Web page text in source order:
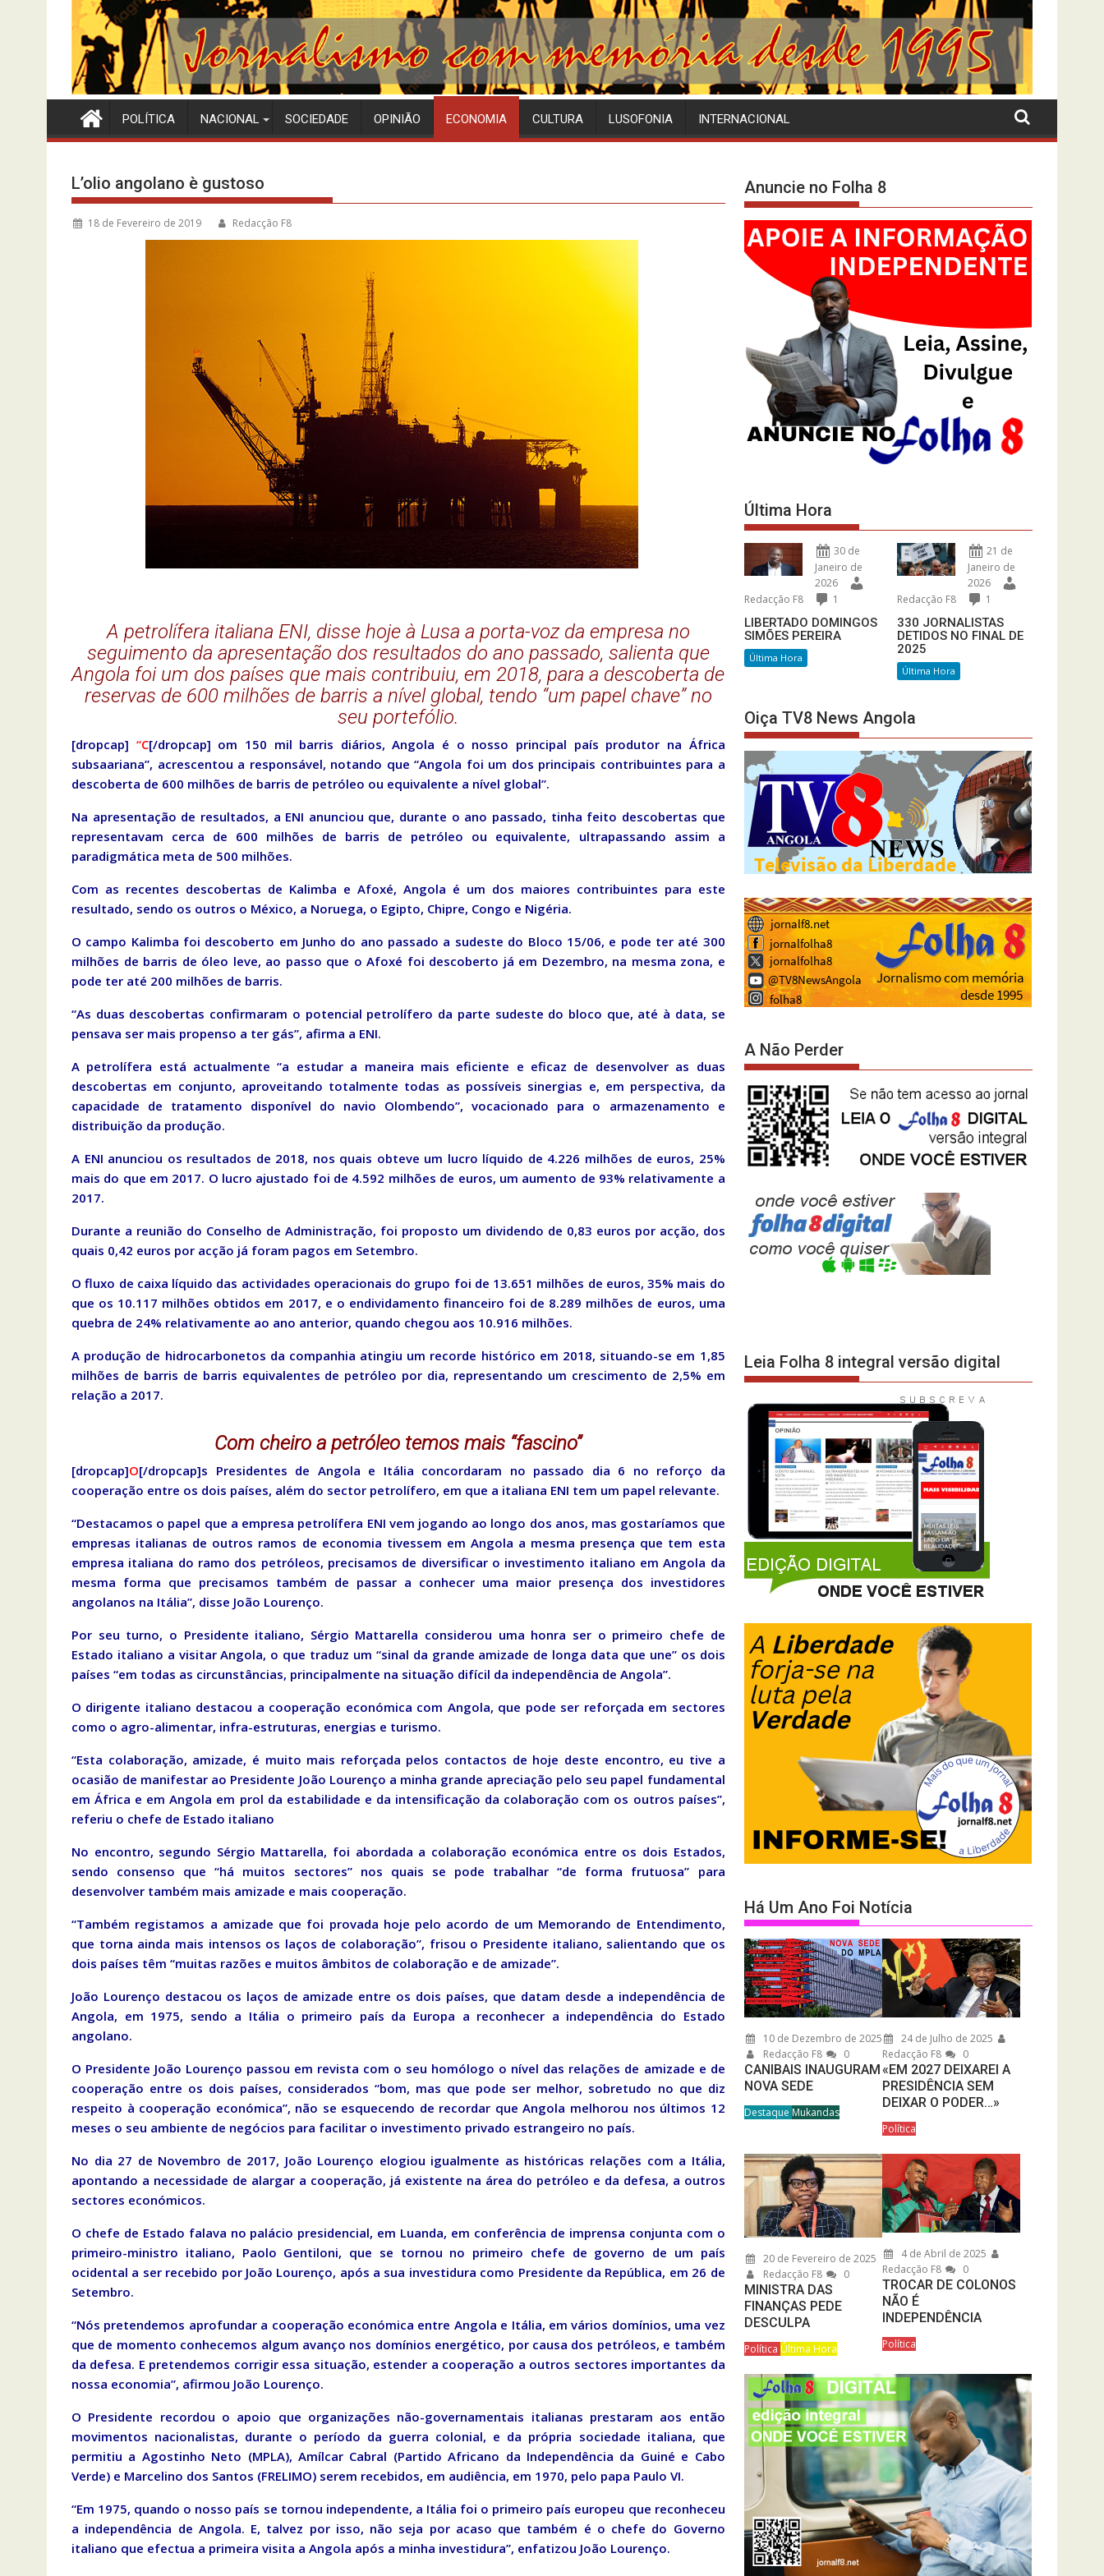
POLÍTICA NACIONAL SOCIEDADE OPINIÃO ECONOMIA CULTURA LUSOFONIA INTERNACIONAL
L’olio angolano è gustoso
18 de Fevereiro de 2019 Redacção F8
A petrolífera italiana ENI, disse hoje à Lusa a porta-voz da empresa no
seguimento da apresentação dos resultados do ano passado, salienta que
Angola foi um dos países que mais contribuiu, em 2018, para a descoberta de
reservas de 600 milhões de barris a nível global, tendo “um papel chave” no
seu portefólio.
[dropcap] “C[/dropcap] om 150 mil barris diários, Angola é o nosso principal país produtor na África
subsaariana”, acrescentou a responsável, notando que “Angola foi um dos principais contribuintes para a
descoberta de 600 milhões de barris de petróleo ou equivalente a nível global”.
Na apresentação de resultados, a ENI anunciou que, durante o ano passado, tinha feito descobertas que
representavam cerca de 600 milhões de barris de petróleo ou equivalente, ultrapassando assim a
paradigmática meta de 500 milhões.
Com as recentes descobertas de Kalimba e Afoxé, Angola é um dos maiores contribuintes para este
resultado, sendo os outros o México, a Noruega, o Egipto, Chipre, Congo e Nigéria.
O campo Kalimba foi descoberto em Junho do ano passado a sudeste do Bloco 15/06, e pode ter até 300
milhões de barris de óleo leve, ao passo que o Afoxé foi descoberto já em Dezembro, na mesma zona, e
pode ter até 200 milhões de barris.
“As duas descobertas confirmaram o potencial petrolífero da parte sudeste do bloco que, até à data, se
pensava ser mais propenso a ter gás”, afirma a ENI.
A petrolífera está actualmente “a estudar a maneira mais eficiente e eficaz de desenvolver as duas
descobertas em conjunto, aproveitando totalmente todas as possíveis sinergias e, em perspectiva, da
capacidade de tratamento disponível do navio Olombendo”, vocacionado para o armazenamento e
distribuição da produção.
A ENI anunciou os resultados de 2018, nos quais obteve um lucro líquido de 4.226 milhões de euros, 25%
mais do que em 2017. O lucro ajustado foi de 4.592 milhões de euros, um aumento de 93% relativamente a
2017.
Durante a reunião do Conselho de Administração, foi proposto um dividendo de 0,83 euros por acção, dos
quais 0,42 euros por acção já foram pagos em Setembro.
O fluxo de caixa líquido das actividades operacionais do grupo foi de 13.651 milhões de euros, 35% mais do
que os 10.117 milhões obtidos em 2017, e o endividamento financeiro foi de 8.289 milhões de euros, uma
quebra de 24% relativamente ao ano anterior, quando chegou aos 10.916 milhões.
A produção de hidrocarbonetos da companhia atingiu um recorde histórico em 2018, situando-se em 1,85
milhões de barris de barris equivalentes de petróleo por dia, representando um crescimento de 2,5% em
relação a 2017.
Com cheiro a petróleo temos mais “fascino”
[dropcap]O[/dropcap]s Presidentes de Angola e Itália concordaram no passado dia 6 no reforço da
cooperação entre os dois países, além do sector petrolífero, em que a italiana ENI tem um papel relevante.
“Destacamos o papel que a empresa petrolífera ENI vem jogando ao longo dos anos, mas gostaríamos que
empresas italianas de outros ramos de economia tivessem em Angola a mesma presença que tem esta
empresa italiana do ramo dos petróleos, precisamos de diversificar o investimento italiano em Angola da
mesma forma que precisamos também de passar a conhecer uma maior presença dos investidores
angolanos na Itália”, disse João Lourenço.
Por seu turno, o Presidente italiano, Sérgio Mattarella considerou uma honra ser o primeiro chefe de
Estado italiano a visitar Angola, o que traduz um “sinal da grande amizade de longa data que une” os dois
países “em todas as circunstâncias, principalmente na situação difícil da independência de Angola”.
O dirigente italiano destacou a cooperação económica com Angola, que pode ser reforçada em sectores
como o agro-alimentar, infra-estruturas, energias e turismo.
“Esta colaboração, amizade, é muito mais reforçada pelos contactos de hoje deste encontro, eu tive a
ocasião de manifestar ao Presidente João Lourenço a minha grande apreciação pelo seu papel fundamental
em África e em Angola em prol da estabilidade e da intensificação da colaboração com os outros países”,
referiu o chefe de Estado italiano
No encontro, segundo Sérgio Mattarella, foi abordada a colaboração económica entre os dois Estados,
sendo consenso que “há muitos sectores” nos quais se pode trabalhar “de forma frutuosa” para
desenvolver também mais amizade e mais cooperação.
“Também registamos a amizade que foi provada hoje pelo acordo de um Memorando de Entendimento,
que torna ainda mais intensos os laços de colaboração”, frisou o Presidente italiano, salientando que os
dois países têm “muitas razões e muitos âmbitos de colaboração e de amizade”.
João Lourenço destacou os laços de amizade entre os dois países, que datam desde a independência de
Angola, em 1975, sendo a Itália o primeiro país da Europa a reconhecer a independência do Estado
angolano.
O Presidente João Lourenço passou em revista com o seu homólogo o nível das relações de amizade e de
cooperação entre os dois países, considerados “bom, mas que pode ser melhor, sobretudo no que diz
respeito à cooperação económica”, não se esquecendo de recordar que Angola melhorou nos últimos 12
meses o seu ambiente de negócios para facilitar o investimento privado estrangeiro no país.
No dia 27 de Novembro de 2017, João Lourenço elogiou igualmente as históricas relações com a Itália,
apontando a necessidade de alargar a cooperação, já existente na área do petróleo e da defesa, a outros
sectores económicos.
O chefe de Estado falava no palácio presidencial, em Luanda, em conferência de imprensa conjunta com o
primeiro-ministro italiano, Paolo Gentiloni, que se tornou no primeiro chefe de governo de um país
ocidental a ser recebido por João Lourenço, após a sua investidura como Presidente da República, em 26 de
Setembro.
“Nós pretendemos aprofundar a cooperação económica entre Angola e Itália, em vários domínios, uma vez
que de momento conhecemos algum avanço nos domínios energético, por causa dos petróleos, e também
da defesa. E pretendemos corrigir essa situação, estender a cooperação a outros sectores importantes da
nossa economia”, afirmou João Lourenço.
O Presidente recordou o apoio que organizações não-governamentais italianas prestaram aos então
movimentos nacionalistas, durante o período da guerra colonial, e da própria sociedade italiana, que
permitiu a Agostinho Neto (MPLA), Amílcar Cabral (Partido Africano da Independência da Guiné e Cabo
Verde) e Marcelino dos Santos (FRELIMO) serem recebidos, em audiência, em 1970, pelo papa Paulo VI.
“Em 1975, quando o nosso país se tornou independente, a Itália foi o primeiro país europeu que reconheceu
a independência de Angola. E, talvez por isso, não seja por acaso que também é o chefe do Governo
italiano que efectua a primeira visita a Angola após a minha investidura”, enfatizou João Lourenço.
Anuncie no Folha 8
Última Hora
30 de
Janeiro de
2026
Redacção F8
1
LIBERTADO DOMINGOS
SIMÕES PEREIRA
Última Hora
21 de
Janeiro de
2026
Redacção F8
1
330 JORNALISTAS
DETIDOS NO FINAL DE
2025
Última Hora
Oiça TV8 News Angola
A Não Perder
Leia Folha 8 integral versão digital
Há Um Ano Foi Notícia
10 de Dezembro de 2025
Redacção F8
0
CANIBAIS INAUGURAM
NOVA SEDE
Destaque Mukandas
24 de Julho de 2025
Redacção F8
0
«EM 2027 DEIXAREI A
PRESIDÊNCIA SEM
DEIXAR O PODER…»
Política
20 de Fevereiro de 2025
Redacção F8
0
MINISTRA DAS
FINANÇAS PEDE
DESCULPA
Política Última Hora
4 de Abril de 2025
Redacção F8
0
TROCAR DE COLONOS
NÃO É
INDEPENDÊNCIA
Política